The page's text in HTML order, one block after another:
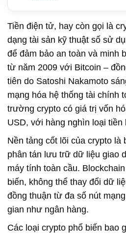
Tiền điện tử, hay còn gọi là
dạng tài sản kỹ thuật số sử
để đảm bảo an toàn và minh
từ năm 2009 với Bitcoin –
tiên do Satoshi Nakamoto
mạng hóa hệ thống tài chính
trường crypto có giá trị vốn
USD, với hàng nghìn loại tiền
Nền tảng cốt lõi của crypto là
phân tán lưu trữ dữ liệu giao
máy tính toàn cầu.
biến, không thể thay đổi dữ
đồng thuận từ đa số nút
gian như ngân hàng.
Các loại crypto phổ biến bao